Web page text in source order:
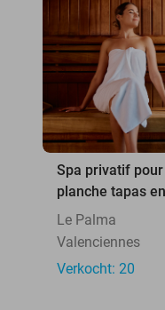
Spa privatif
planche tapas
Le Palma
Valenciennes
Verkocht: 20